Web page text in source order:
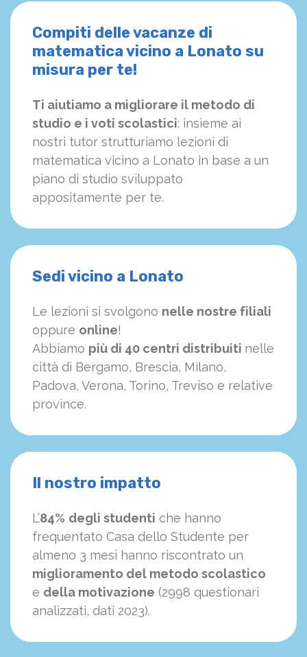
Compiti delle vacanze di
matematica vicino a Lonato su
misura per te!
Ti aiutiamo a migliorare il metodo di
studio e i voti scolastici: insieme ai
nostri tutor strutturiamo lezioni di
matematica vicino a Lonato in base a un
piano di studio sviluppato
appositamente per te.
Sedi vicino a Lonato
Le lezioni si svolgono nelle nostre filiali
oppure online!
Abbiamo più di 40 centri distribuiti nelle
città di Bergamo, Brescia, Milano,
Padova, Verona, Torino, Treviso e relative
province.
Il nostro impatto
L’84% degli studenti che hanno
frequentato Casa dello Studente per
almeno 3 mesi hanno riscontrato un
miglioramento del metodo scolastico
e della motivazione (2998 questionari
analizzati, dati 2023).